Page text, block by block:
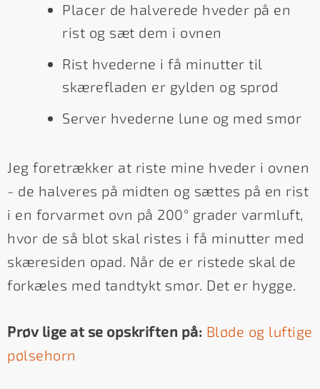
Placer de halverede hveder på en
rist og sæt dem i ovnen
Rist hvederne i få minutter til
skærefladen er gylden og sprød
Server hvederne lune og med smør
Jeg foretrækker at riste mine hveder i ovnen
- de halveres på midten og sættes på en rist
i en forvarmet ovn på 200° grader varmluft,
hvor de så blot skal ristes i få minutter med
skæresiden opad. Når de er ristede skal de
forkæles med tandtykt smør. Det er hygge.
Prøv lige at se opskriften på: Bløde og luftige
pølsehorn